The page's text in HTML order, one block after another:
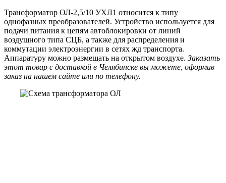
Трансформатор ОЛ-2,5/10 УХЛ1 относится к типу
однофазных преобразователей. Устройство используется для
подачи питания к цепям автоблокировки от линий
воздушного типа СЦБ, а также для распределения и
коммутации электроэнергии в сетях жд транспорта.
Аппаратуру можно размещать на открытом воздухе. Заказать
этот товар с доставкой в Челябинске вы можете, оформив
заказ на нашем сайте или по телефону.